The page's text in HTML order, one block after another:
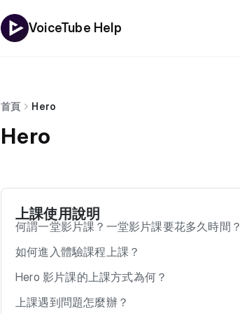
VoiceTube Help
首頁 Hero
Hero
上課使用說明
何謂一堂影片課？一堂影片課要花多久時間？
如何進入體驗課程上課？
Hero 影片課的上課方式為何？
上課遇到問題怎麼辦？